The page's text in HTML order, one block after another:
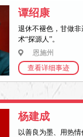
谭绍康
退休不褪色，甘做非
术“探源人”。
恩施州
查看详细事迹
杨建成
以善良为墨、用热情